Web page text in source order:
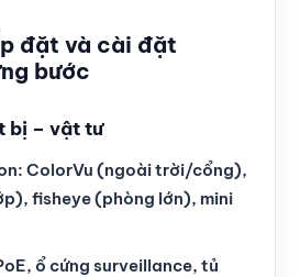
đặt và cài đặt
bước
bị – vật tư
ColorVu (ngoài trời/cổng),
fisheye (phòng lớn), mini
ổ cứng surveillance, tủ